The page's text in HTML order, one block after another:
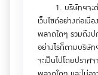
1. บริษัทฯจะ
เว็บไซต์อย่างต่อเนื่
พลาดใดๆ รวมถึงป
อย่างไรก็ตามบริษัท
จะเป็นไปโดยปรา